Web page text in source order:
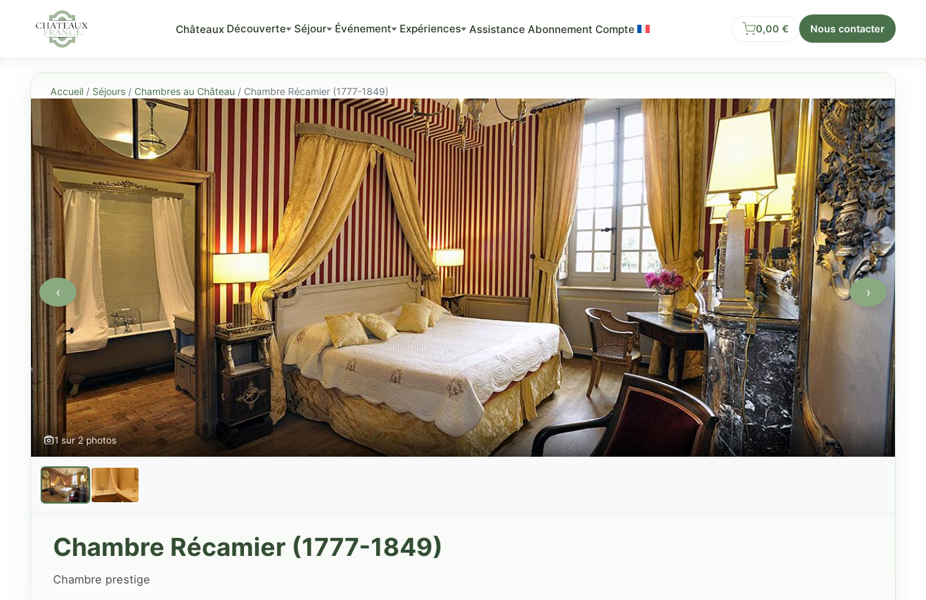
Châteaux Découverte Séjour Événement Expériences Assistance Abonnement Compte 0,00 € Nous contacter
Accueil / Séjours / Chambres au Château / Chambre Récamier (1777-1849)
1 sur 2 photos
‹ ›
Chambre Récamier (1777-1849)
Chambre prestige